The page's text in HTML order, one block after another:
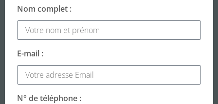
Nom complet :
E-mail :
N° de téléphone :